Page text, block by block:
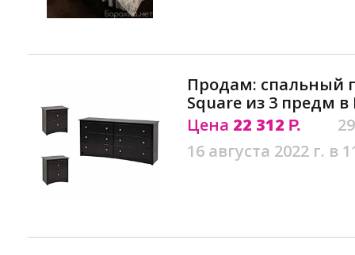
Продам: спальный
Square из 3 предм в
Цена 22 312 Р.
16 августа 2022 г. в